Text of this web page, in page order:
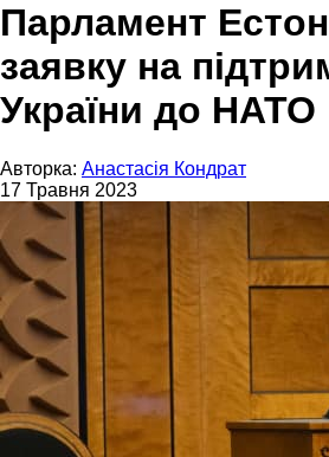
Парламент
заявку на
України до НАТО
Авторка: Анастасія Кондрат
17 Травня 2023